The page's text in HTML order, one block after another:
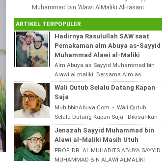
Muhammad bin 'Alawi AlMaliki AlHasani
ARTIKEL TERPOPULER
Hadirnya Rasulullah SAW saat
Pemakaman alm Abuya as-Sayyid
Muhammad Alawi al-Maliki
Alm Abuya as Sayyid Muhammad bin
Alawi al maliki. Bersama Alm as
Syaekh KH. HASAN IRAQIE, Ponpes Al
Haramain duwa' pote Sampang
Madura...
Wali Qutub Selalu Datang Kapan
Saja
MuhibbinAbuya.Com - Wali Qutub
Selalu Datang Kapan Saja - Dikisahkan
dari salah satu santri beliau yang
tinggal dijawa timur,bahwas...
Jenazah Sayyid Muhammad bin
Alawi al-Maliki Masih Utuh
PROF. DR. AL MUHADITS ABUYA SAYYID
MUHAMMAD BIN ALAWI ALMALIKI